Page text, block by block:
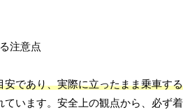
であり、実際に立ったまま乗車す
います。安全上の観点から、必ず